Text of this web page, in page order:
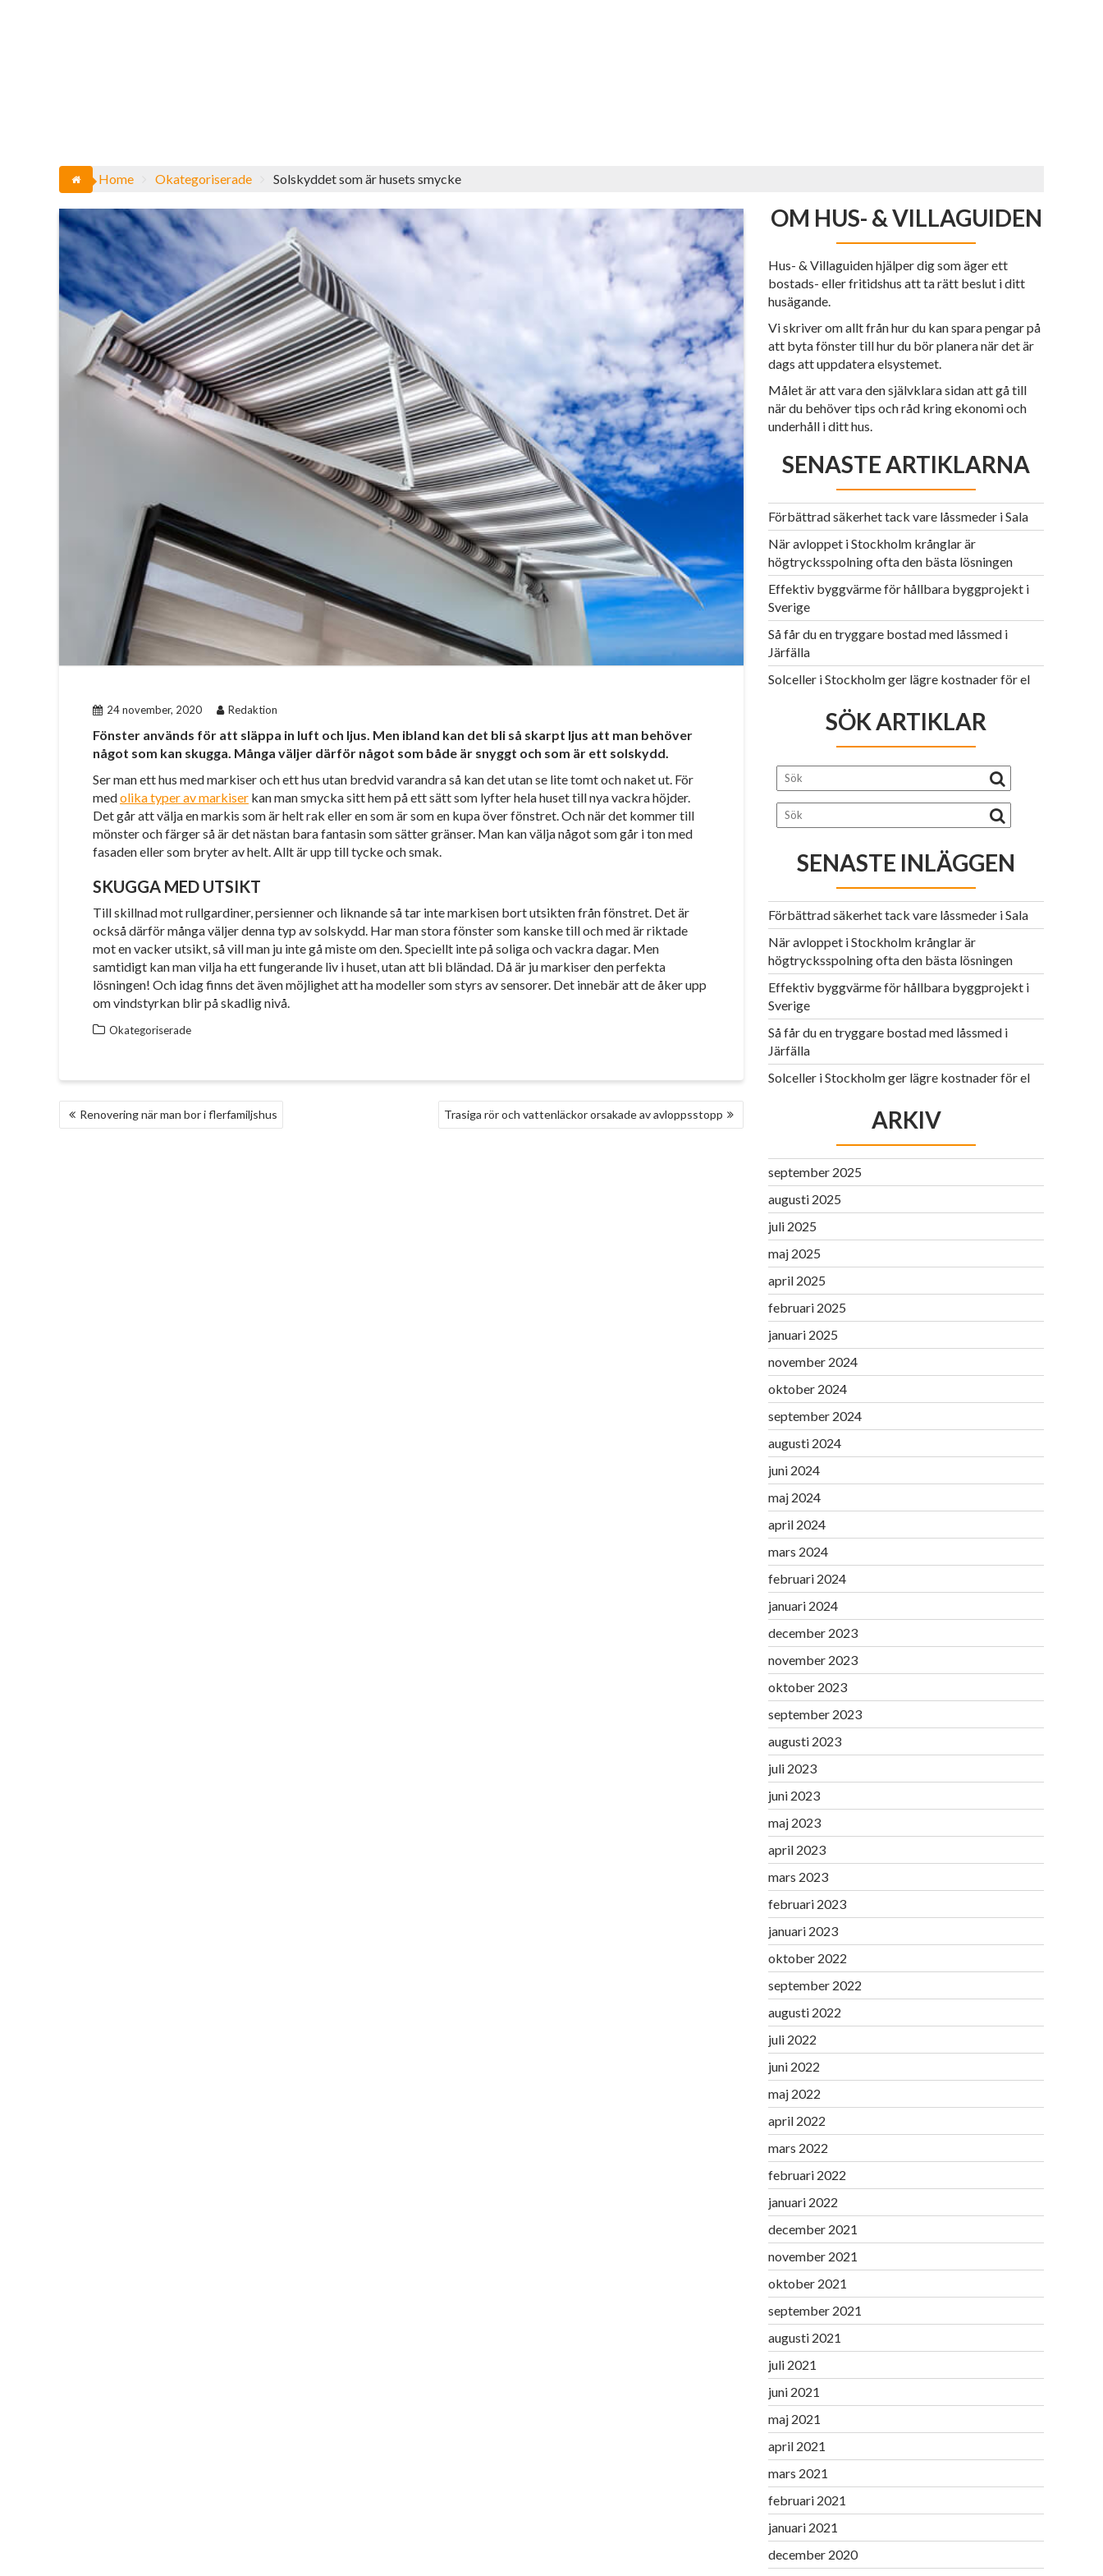
Home Okategoriserade Solskyddet som är husets smycke
24 november, 2020 Redaktion
Fönster används för att släppa in luft och ljus. Men ibland kan det bli så skarpt ljus att man behöver
något som kan skugga. Många väljer därför något som både är snyggt och som är ett solskydd.
Ser man ett hus med markiser och ett hus utan bredvid varandra så kan det utan se lite tomt och naket ut. För
medolika typer av markiser kan man smycka sitt hem på ett sätt som lyfter hela huset till nya vackra höjder.
Det går att välja en markis som är helt rak eller en som är som en kupa över fönstret. Och när det kommer till
mönster och färger så är det nästan bara fantasin som sätter gränser. Man kan välja något som går i ton med
fasaden eller som bryter av helt. Allt är upp till tycke och smak.
SKUGGA MED UTSIKT
Till skillnad mot rullgardiner, persienner och liknande så tar inte markisen bort utsikten från fönstret. Det är
också därför många väljer denna typ av solskydd. Har man stora fönster som kanske till och med är riktade
mot en vacker utsikt, så vill man ju inte gå miste om den. Speciellt inte på soliga och vackra dagar. Men
samtidigt kan man vilja ha ett fungerande liv i huset, utan att bli bländad. Då är ju markiser den perfekta
lösningen! Och idag finns det även möjlighet att ha modeller som styrs av sensorer. Det innebär att de åker upp
om vindstyrkan blir på skadlig nivå.
Okategoriserade
INLÄGGSNAVIGERING
Renovering när man bor i flerfamiljshus Trasiga rör och vattenläckor orsakade av avloppsstopp
OM HUS- & VILLAGUIDEN
Hus- & Villaguiden hjälper dig som äger ett
bostads- eller fritidshus att ta rätt beslut i ditt
husägande.
Vi skriver om allt från hur du kan spara pengar på
att byta fönster till hur du bör planera när det är
dags att uppdatera elsystemet.
Målet är att vara den självklara sidan att gå till
när du behöver tips och råd kring ekonomi och
underhåll i ditt hus.
SENASTE ARTIKLARNA
Förbättrad säkerhet tack vare låssmeder i Sala
När avloppet i Stockholm krånglar är
högtrycksspolning ofta den bästa lösningen
Effektiv byggvärme för hållbara byggprojekt i
Sverige
Så får du en tryggare bostad med låssmed i
Järfälla
Solceller i Stockholm ger lägre kostnader för el
SÖK ARTIKLAR
SENASTE INLÄGGEN
Förbättrad säkerhet tack vare låssmeder i Sala
När avloppet i Stockholm krånglar är
högtrycksspolning ofta den bästa lösningen
Effektiv byggvärme för hållbara byggprojekt i
Sverige
Så får du en tryggare bostad med låssmed i
Järfälla
Solceller i Stockholm ger lägre kostnader för el
ARKIV
september 2025
augusti 2025
juli 2025
maj 2025
april 2025
februari 2025
januari 2025
november 2024
oktober 2024
september 2024
augusti 2024
juni 2024
maj 2024
april 2024
mars 2024
februari 2024
januari 2024
december 2023
november 2023
oktober 2023
september 2023
augusti 2023
juli 2023
juni 2023
maj 2023
april 2023
mars 2023
februari 2023
januari 2023
oktober 2022
september 2022
augusti 2022
juli 2022
juni 2022
maj 2022
april 2022
mars 2022
februari 2022
januari 2022
december 2021
november 2021
oktober 2021
september 2021
augusti 2021
juli 2021
juni 2021
maj 2021
april 2021
mars 2021
februari 2021
januari 2021
december 2020